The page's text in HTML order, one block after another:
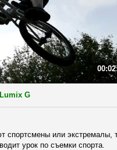
G
спортсмены или
урок по съемки спорта.